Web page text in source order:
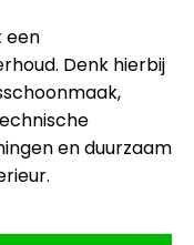
een
Denk hierbij
en duurzaam